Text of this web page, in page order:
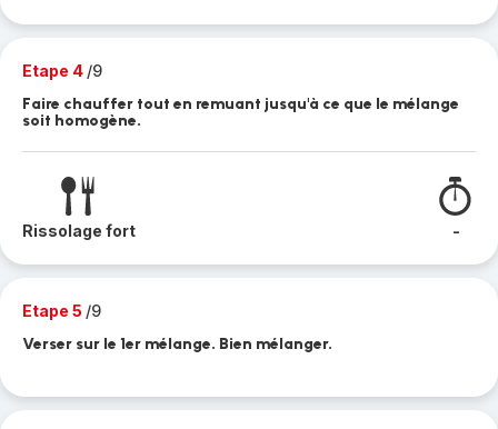
Etape 4 /9
Faire chauffer tout en remuant jusqu'à ce que le mélange
soit homogène.
Rissolage fort -
Etape 5 /9
Verser sur le 1er mélange. Bien mélanger.